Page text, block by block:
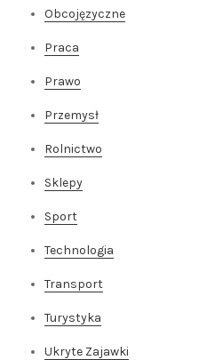
Obcojęzyczne
Praca
Prawo
Przemysł
Rolnictwo
Sklepy
Sport
Technologia
Transport
Turystyka
Ukryte Zajawki